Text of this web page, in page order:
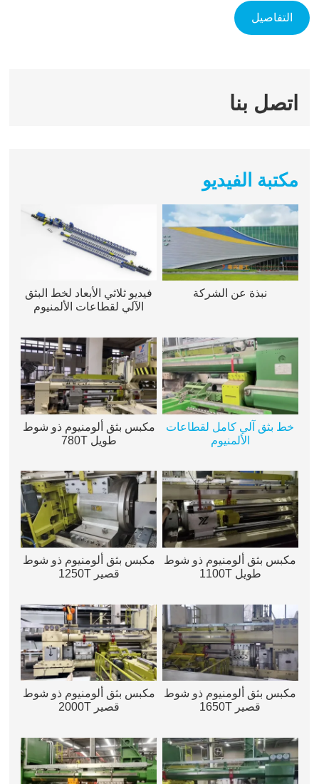
التفاصيل
اتصل بنا
مكتبة الفيديو
نبذة عن الشركة
فيديو ثلاثي الأبعاد لخط البثق
الآلي لقطاعات الألمنيوم
خط بثق آلي كامل لقطاعات
الألمنيوم
مكبس بثق ألومنيوم ذو شوط
طويل 780T
مكبس بثق ألومنيوم ذو شوط
طويل 1100T
مكبس بثق ألومنيوم ذو شوط
قصير 1250T
مكبس بثق ألومنيوم ذو شوط
قصير 1650T
مكبس بثق ألومنيوم ذو شوط
قصير 2000T